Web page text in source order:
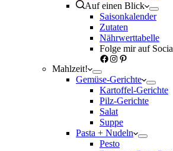
Auf einen Blick
Saisonkalender
Zutaten
Nährwerttabelle
Folge mir auf
Facebook
Instagram
Pinterest
Mahlzeit!
Gemüse-Gerichte
Kartoffel-Gerichte
Pilz-Gerichte
Salat
Suppe
Pasta + Nudeln
Pesto